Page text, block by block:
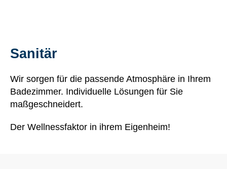
Sanitär
Wir sorgen für die passende Atmosphäre in Ihrem
Badezimmer. Individuelle Lösungen für Sie
maßgeschneidert.
Der Wellnessfaktor in ihrem Eigenheim!